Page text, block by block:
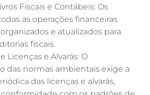
Fiscais e Contábeis: Os
as operações financeiras
e atualizados para
fiscais.
Licenças e Alvarás: O
das normas ambientais exige a
das licenças e alvarás,